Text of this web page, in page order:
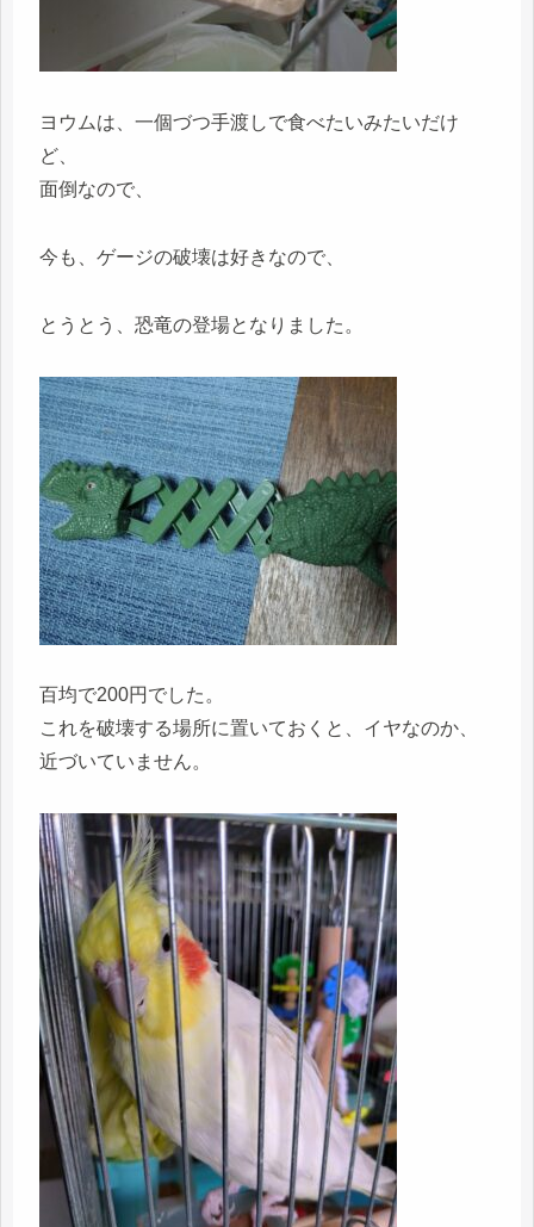
ヨウムは、一個づつ手渡しで食べたいみたいだけ
ど、
面倒なので、
今も、ゲージの破壊は好きなので、
とうとう、恐竜の登場となりました。
百均で200円でした。
これを破壊する場所に置いておくと、イヤなのか、
近づいていません。